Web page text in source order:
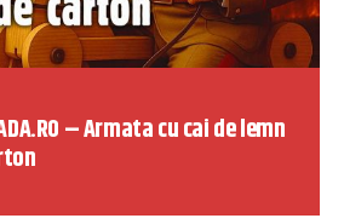
– Armata cu cai de lemn